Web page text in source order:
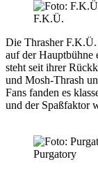
F.K.Ü.
Die ThrasherF.K.Ü.
auf der Hauptbühne
steht seit ihrer
und Mosh-Thrash
Fans fanden es
und der Spaßfaktor
Purgatory